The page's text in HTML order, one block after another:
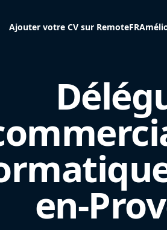
Ajouter votre CV sur RemoteFR
en-